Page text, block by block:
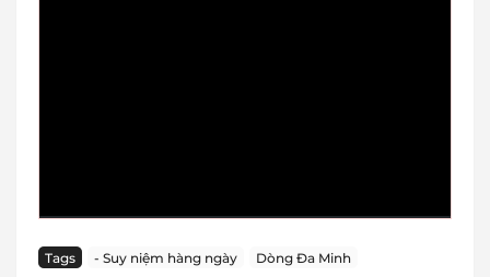
Tags - Suy niệm hàng ngày Dòng Đa Minh